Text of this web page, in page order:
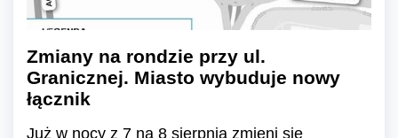
Zmiany na rondzie przy ul.
Granicznej. Miasto wybuduje nowy
łącznik
Już w nocy z 7 na 8 sierpnia zmieni się